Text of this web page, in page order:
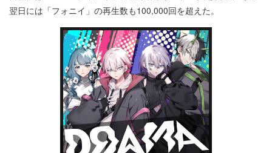
翌日には「フォニイ」の再生数も100,000回を超えた。